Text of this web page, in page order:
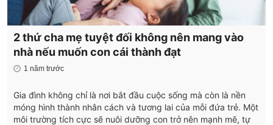
2 thứ cha mẹ tuyệt đối không nên mang vào
nhà nếu muốn con cái thành đạt
1 năm trước
Gia đình không chỉ là nơi bắt đầu cuộc sống mà còn là nền
móng hình thành nhân cách và tương lai của mỗi đứa trẻ. Một
môi trường tích cực sẽ nuôi dưỡng con trở nên mạnh mẽ, tự